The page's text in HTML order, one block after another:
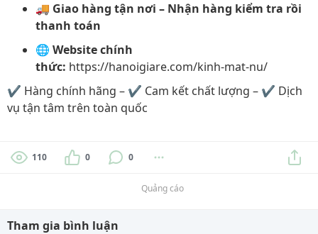
🚚 Giao hàng tận nơi – Nhận hàng kiểm tra rồi
thanh toán
🌐 Website chính
thức: https://hanoigiare.com/kinh-mat-nu/
✔️ Hàng chính hãng – ✔️ Cam kết chất lượng – ✔️ Dịch
vụ tận tâm trên toàn quốc
110 0 0
Quảng cáo
Tham gia bình luận